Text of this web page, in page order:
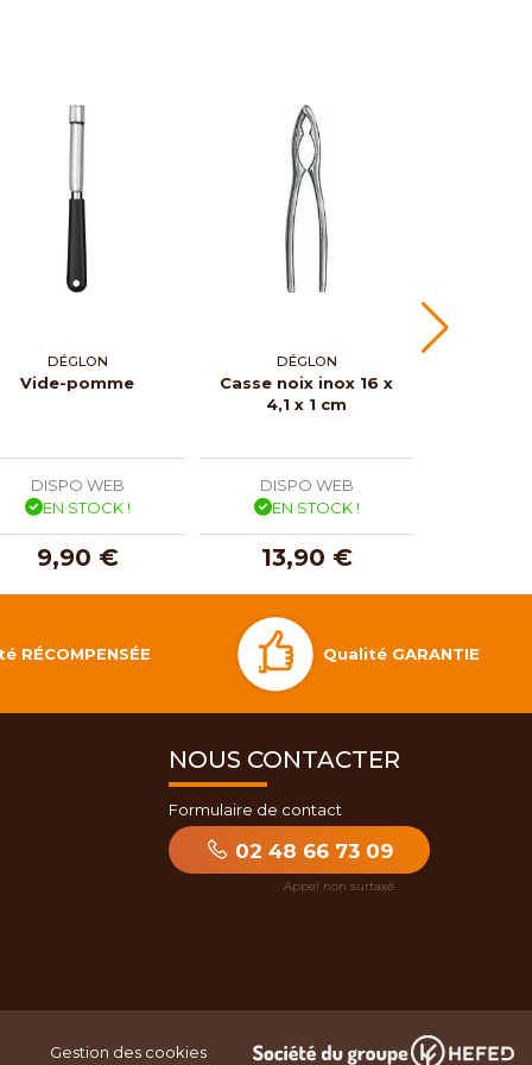
DÉGLON
Vide-pomme
DISPO WEB
EN STOCK !
9,90 €
DÉGLON
Casse noix inox 16 x
4,1 x 1 cm
DISPO WEB
EN STOCK !
13,90 €
RÉCOMPENSÉE Qualité GARANTIE
NOUS CONTACTER
Formulaire de contact
02 48 66 73 09
Gestion des cookies